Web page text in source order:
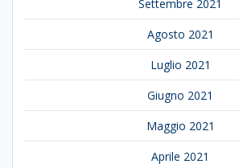
Settembre 2021
Agosto 2021
Luglio 2021
Giugno 2021
Maggio 2021
Aprile 2021